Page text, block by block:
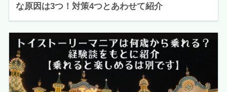
な原因は3つ！対策4つとあわせて紹介